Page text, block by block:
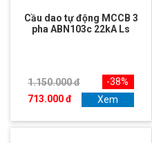
Cầu dao tự động MCCB 3
pha ABN103c 22kA Ls
1.150.000 đ
713.000 đ
-38%
Xem